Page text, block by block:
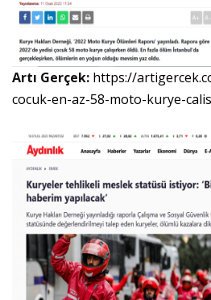
Artı Gerçek: https://
cocuk-en-az-58-moto-kurye-